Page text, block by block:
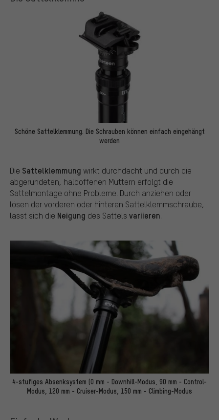
Schöne Sattelklemmung. Die Schrauben können einfach eingehängt
werden
Die Sattelklemmung wirkt durchdacht und durch die
abgerundeten, halboffenen Muttern erfolgt die
Sattelmontage ohne Probleme. Durch anziehen oder
lösen der vorderen oder hinteren Sattelklemmschraube,
lässt sich die Neigung des Sattels variieren.
4-stufiges Absenksystem (0 mm - Downhill-Modus, 90 mm - Control-
Modus, 120 mm - Cruiser-Modus, 150 mm - Climbing-Modus